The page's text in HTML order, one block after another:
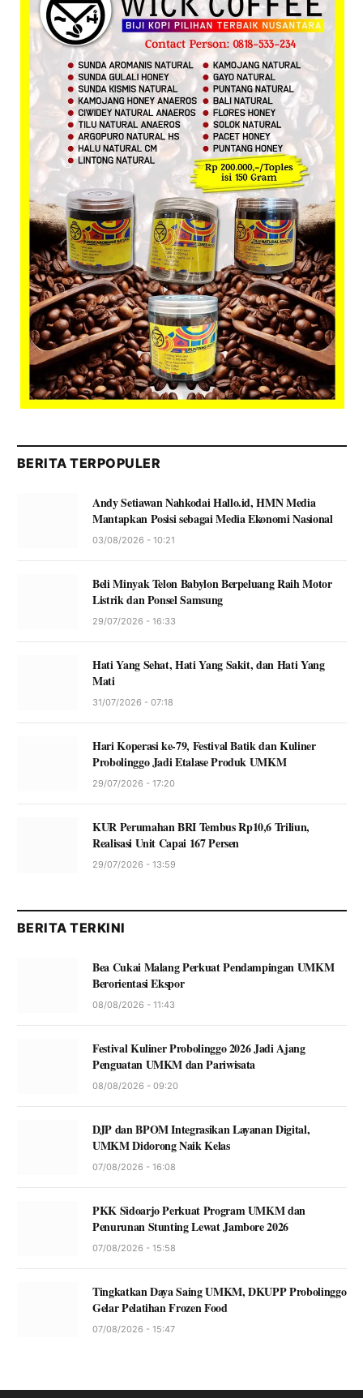
BERITA TERPOPULER
Andy Setiawan Nahkodai Hallo.id, HMN Media
Mantapkan Posisi sebagai Media Ekonomi Nasional
03/08/2026 - 10:21
Beli Minyak Telon Babylon Berpeluang Raih Motor
Listrik dan Ponsel Samsung
29/07/2026 - 16:33
Hati Yang Sehat, Hati Yang Sakit, dan Hati Yang
Mati
31/07/2026 - 07:18
Hari Koperasi ke-79, Festival Batik dan Kuliner
Probolinggo Jadi Etalase Produk UMKM
29/07/2026 - 17:20
KUR Perumahan BRI Tembus Rp10,6 Triliun,
Realisasi Unit Capai 167 Persen
29/07/2026 - 13:59
BERITA TERKINI
Bea Cukai Malang Perkuat Pendampingan UMKM
Berorientasi Ekspor
08/08/2026 - 11:43
Festival Kuliner Probolinggo 2026 Jadi Ajang
Penguatan UMKM dan Pariwisata
08/08/2026 - 09:20
DJP dan BPOM Integrasikan Layanan Digital,
UMKM Didorong Naik Kelas
07/08/2026 - 16:08
PKK Sidoarjo Perkuat Program UMKM dan
Penurunan Stunting Lewat Jambore 2026
07/08/2026 - 15:58
Tingkatkan Daya Saing UMKM, DKUPP Probolinggo
Gelar Pelatihan Frozen Food
07/08/2026 - 15:47